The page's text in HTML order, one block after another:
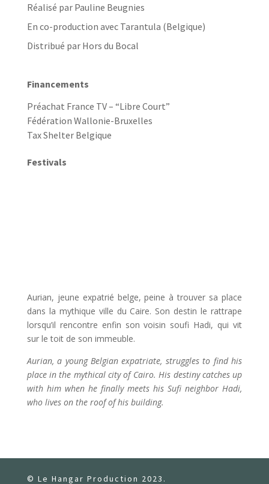
Réalisé par Pauline Beugnies
En co-production avec Tarantula (Belgique)
Distribué par Hors du Bocal
Financements
Préachat France TV – “Libre Court”
Fédération Wallonie-Bruxelles
Tax Shelter Belgique
Festivals
Aurian, jeune expatrié belge, peine à trouver sa place
dans la mythique ville du Caire. Son destin le rattrape
lorsqu’il rencontre enfin son voisin soufi Hadi, qui vit
sur le toit de son immeuble.
Aurian, a young Belgian expatriate, struggles to find his
place in the mythical city of Cairo. His destiny catches up
with him when he finally meets his Sufi neighbor Hadi,
who lives on the roof of his building.
© Le Hangar Production 2023.